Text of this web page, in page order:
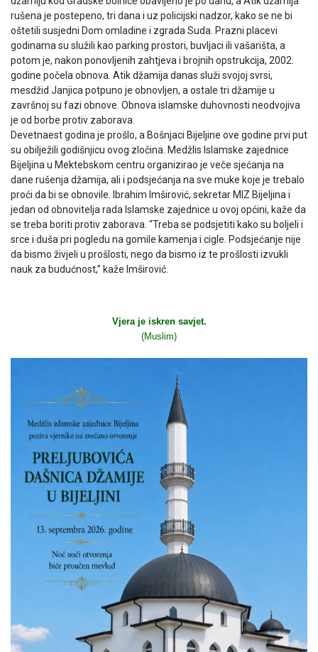
rušena je postepeno, tri dana i uz policijski nadzor, kako se ne bi
oštetili susjedni Dom omladine i zgrada Suda. Prazni placevi
godinama su služili kao parking prostori, buvljaci ili vašarišta, a
potom je, nakon ponovljenih zahtjeva i brojnih opstrukcija, 2002.
godine počela obnova. Atik džamija danas služi svojoj svrsi,
mesdžid Janjica potpuno je obnovljen, a ostale tri džamije u
završnoj su fazi obnove. Obnova islamske duhovnosti neodvojiva
je od borbe protiv zaborava.
Devetnaest godina je prošlo, a Bošnjaci Bijeljine ove godine prvi put
su obilježili godišnjicu ovog zločina. Medžlis Islamske zajednice
Bijeljina u Mektebskom centru organizirao je veče sjećanja na
dane rušenja džamija, ali i podsjećanja na sve muke koje je trebalo
proći da bi se obnovile. Ibrahim Imširović, sekretar MIZ Bijeljina i
jedan od obnovitelja rada Islamske zajednice u ovoj općini, kaže da
se treba boriti protiv zaborava. “Treba se podsjetiti kako su boljeli i
srce i duša pri pogledu na gomile kamenja i cigle. Podsjećanje nije
da bismo živjeli u prošlosti, nego da bismo iz te prošlosti izvukli
nauk za budućnost,” kaže Imširović.
Vjera je iskren savjet.
(Muslim)